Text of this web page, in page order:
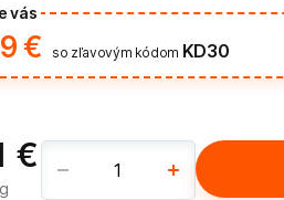
vás
€ so zľavovým kódom KD30
€